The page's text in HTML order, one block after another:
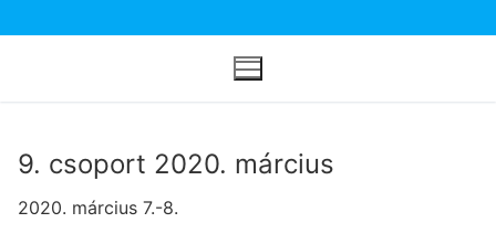
a
9. csoport 2020. március
2020. március 7.-8.